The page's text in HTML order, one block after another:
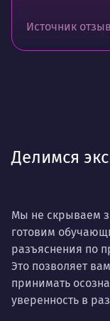
Источник
Делимся
Мы не скрываем
готовим
разъяснения по
Это позволяет
принимать
уверенность в